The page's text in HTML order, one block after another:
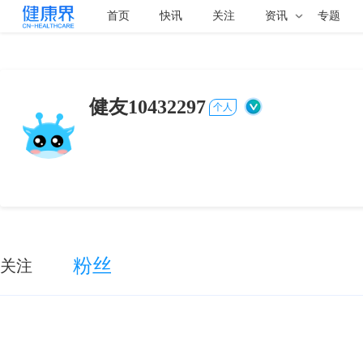
首页 快讯 关注 资讯 专题
健友10432297 个人
关注 粉丝